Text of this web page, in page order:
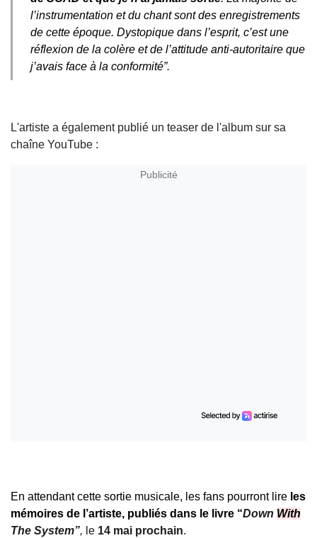
l’instrumentation et du chant sont des enregistrements
de cette époque. Dystopique dans l’esprit, c’est une
réflexion de la colère et de l’attitude anti-autoritaire que
j’avais face à la conformité”.
L'artiste a également publié un teaser de l'album sur sa
chaîne YouTube :
Publicité
En attendant cette sortie musicale, les fans pourront lire les
mémoires de l’artiste, publiés dans le livre “Down With
The System”, le 14 mai prochain.